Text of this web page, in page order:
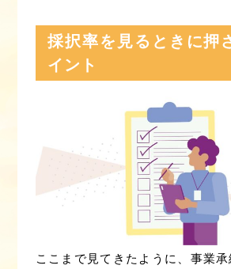
採択率を見るときに押
イント
ここまで見てきたように、事業